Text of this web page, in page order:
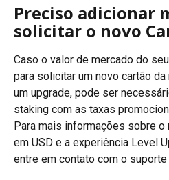
Preciso adicionar
solicitar o novo
Caso o valor de mercado do
para solicitar um novo cartão
um upgrade, pode ser
staking com as taxas
Para mais informações sobre o
em USD e a experiência Level
entre em contato com o suporte